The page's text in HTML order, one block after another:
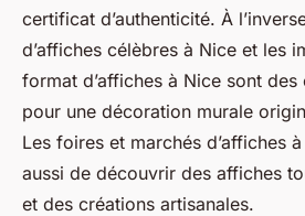
certificat d’authenticité. À
d’affiches célèbres à Nice et les
format d’affiches à Nice sont
pour une décoration murale
Les foires et marchés d’affiches
aussi de découvrir des affiches
et des créations artisanales.